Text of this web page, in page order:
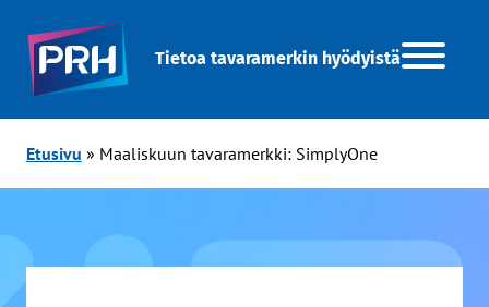
Tietoa tavaramerkin hyödyistä
Etusivu » Maaliskuun tavaramerkki: SimplyOne